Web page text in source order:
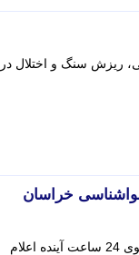
ریزش سنگ و اختلال در
آب و هوا خراسان رضوی فردا یکشنبه 26 بهمن 1404 + هواشناسی خراسان
پیش بینی وضعیت آب و هوا خراسان رضوی فردا یکشنبه 26 بهمن 1404 و هواشناسی خراسان رضوی 24 ساعت آینده اعلام